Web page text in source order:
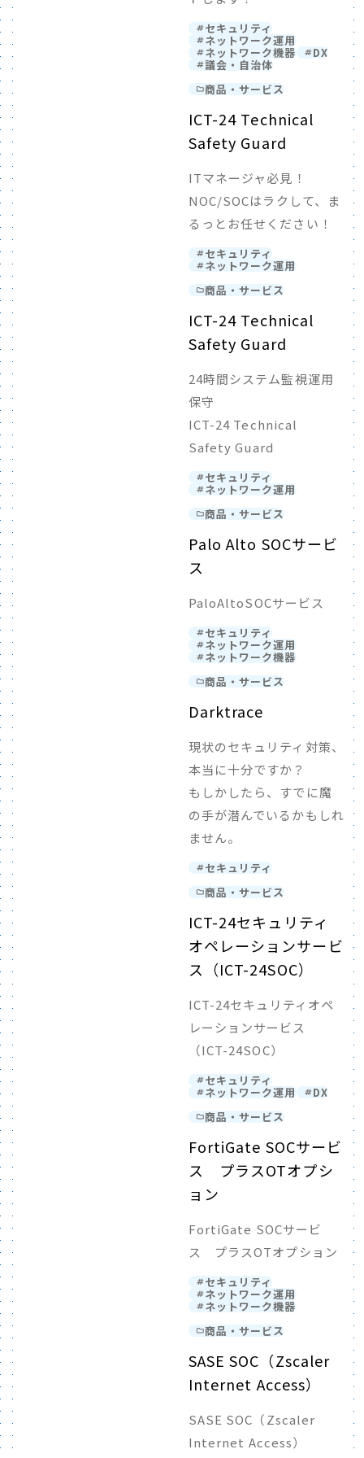
セキュリティ
ネットワーク運用
ネットワーク機器 DX
議会・自治体
商品・サービス
ICT-24 Technical
Safety Guard
ITマネージャ必見！
NOC/SOCはラクして、ま
るっとお任せください！
セキュリティ
ネットワーク運用
商品・サービス
ICT-24 Technical
Safety Guard
24時間システム監視運用
保守
ICT-24 Technical
Safety Guard
セキュリティ
ネットワーク運用
商品・サービス
Palo Alto SOCサービ
ス
PaloAltoSOCサービス
セキュリティ
ネットワーク運用
ネットワーク機器
商品・サービス
Darktrace
現状のセキュリティ対策、
本当に十分ですか？
もしかしたら、すでに魔
の手が潜んでいるかもしれ
ません。
セキュリティ
商品・サービス
ICT-24セキュリティ
オペレーションサービ
ス（ICT-24SOC）
ICT-24セキュリティオペ
レーションサービス
（ICT-24SOC）
セキュリティ
ネットワーク運用
DX
商品・サービス
FortiGate SOCサービ
ス プラスOTオプシ
ョン
FortiGate SOCサービ
ス プラスOTオプション
セキュリティ
ネットワーク運用
ネットワーク機器
商品・サービス
SASE SOC（Zscaler
Internet Access）
SASE SOC（Zscaler
Internet Access）